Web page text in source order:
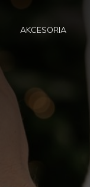
AKCESORIA